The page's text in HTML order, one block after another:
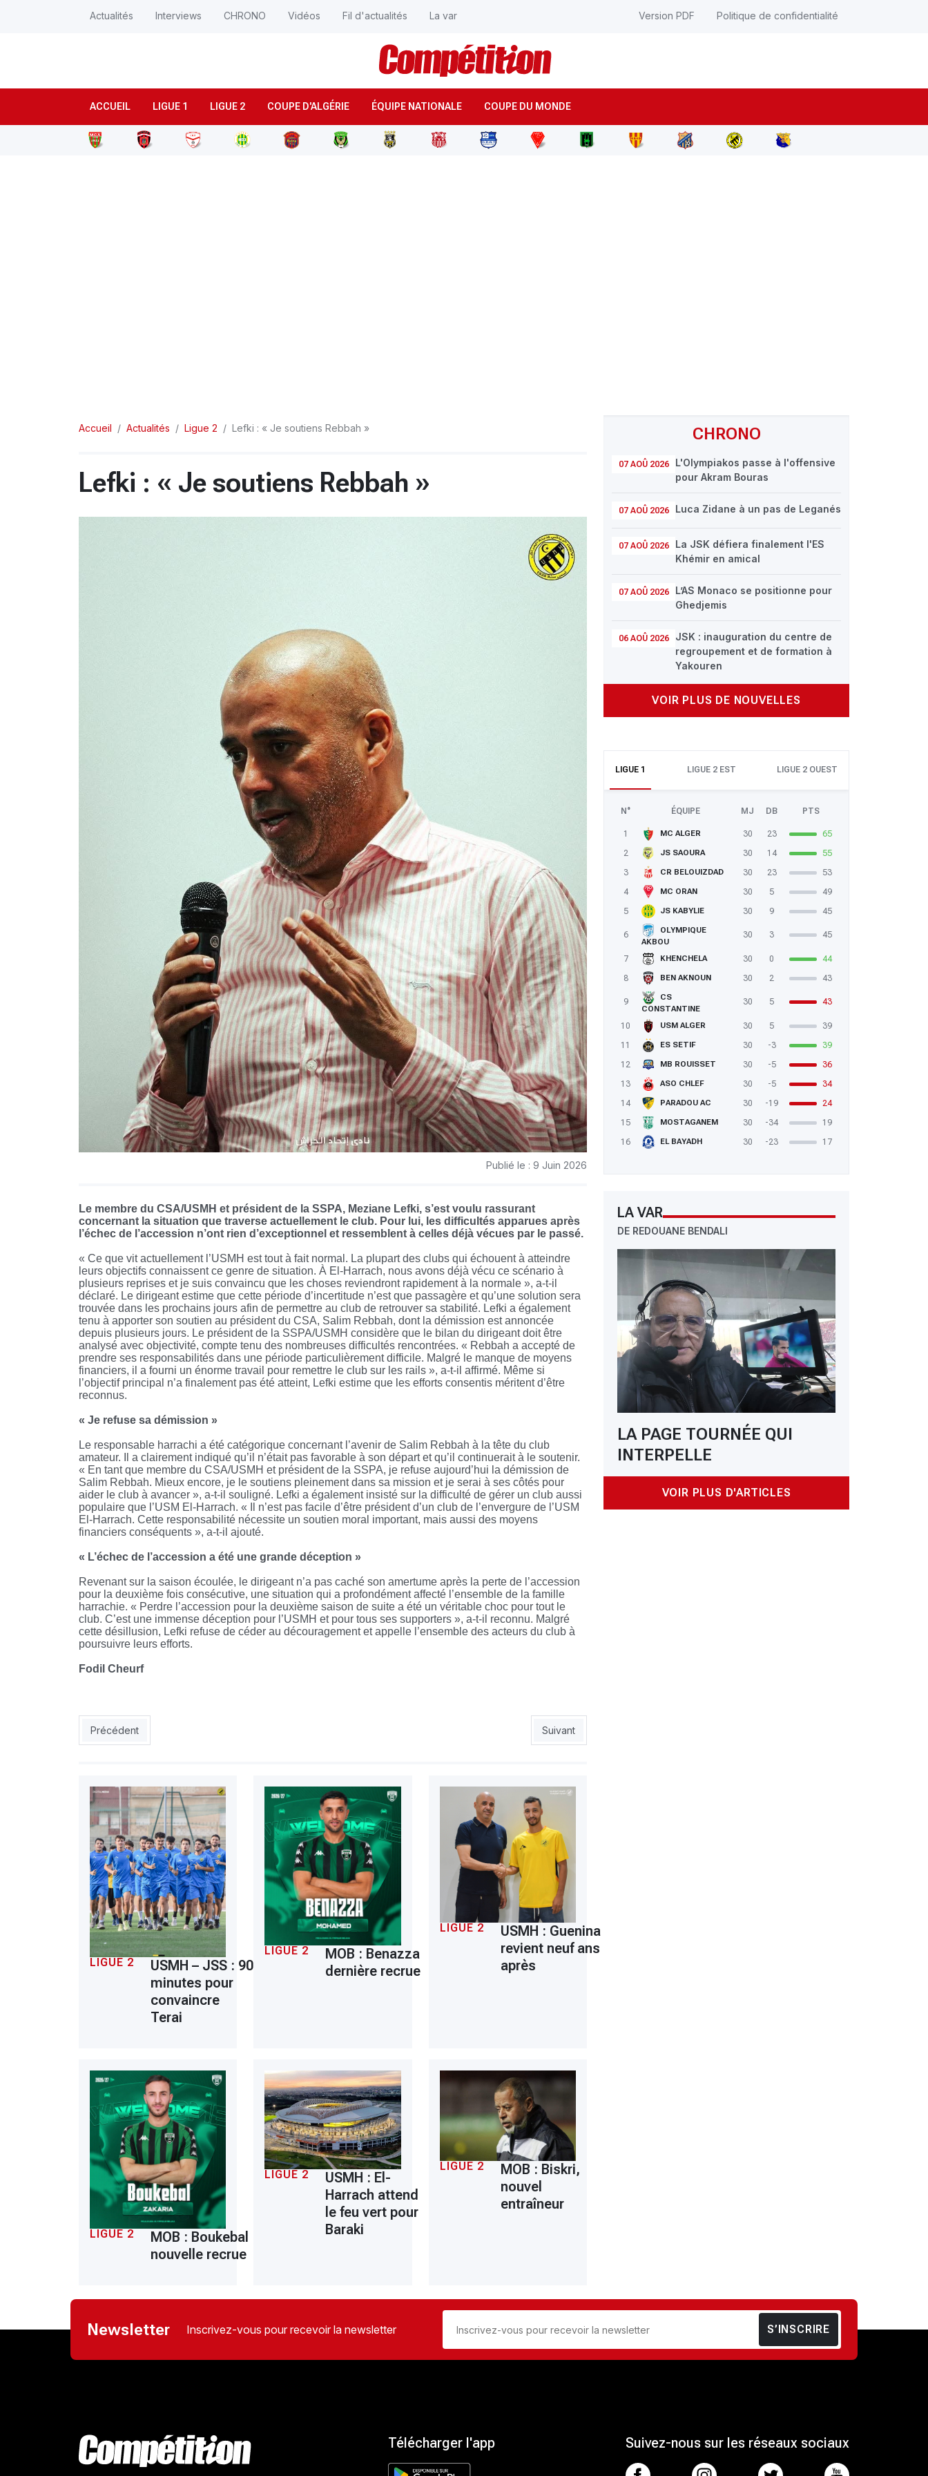
ACCUEIL LIGUE 1 LIGUE 2 COUPE D'ALGÉRIE ÉQUIPE NATIONALE COUPE DU MONDE
Actualités Interviews CHRONO Vidéos Fil d'actualités La var Version PDF Politique de confidentialité
CHRONO
07 AOÛ 2026
L'Olympiakos passe à l'offensive
pour Akram Bouras
07 AOÛ 2026 Luca Zidane à un pas de Leganés
07 AOÛ 2026
La JSK défiera finalement l'ES
Khémir en amical
07 AOÛ 2026
L’AS Monaco se positionne pour
Ghedjemis
06 AOÛ 2026
JSK : inauguration du centre de
regroupement et de formation à
Yakouren
VOIR PLUS DE NOUVELLES
LIGUE 1 LIGUE 2 EST LIGUE 2 OUEST
N° ÉQUIPE MJ DB PTS
1 MC ALGER 30 23
65
2
JS SAOURA 30 14
55
3
CR BELOUIZDAD 30 23
53
4
MC ORAN 30 5
49
5
JS KABYLIE 30 9 45
6
OLYMPIQUE
AKBOU
30 3 45
7 KHENCHELA 30 0
44
8
BEN AKNOUN 30 2 43
9
CS
CONSTANTINE
30 5 43
10 USM ALGER 30 5
39
11
ES SETIF 30 -3
39
12
MB ROUISSET 30 -5
36
13
ASO CHLEF 30 -5
34
14
PARADOU AC 30 -19
24
15
MOSTAGANEM 30 -34
19
16
EL BAYADH 30 -23 17
LA VAR
DE REDOUANE BENDALI
LA PAGE TOURNÉE QUI
INTERPELLE
VOIR PLUS D'ARTICLES
Accueil Actualités Ligue 2 Lefki : « Je soutiens Rebbah »
Lefki : « Je soutiens Rebbah »
Publié le : 9 Juin 2026
Le membre du CSA/USMH et président de la SSPA, Meziane Lefki, s’est voulu rassurant
concernant la situation que traverse actuellement le club. Pour lui, les difficultés apparues après
l’échec de l’accession n’ont rien d’exceptionnel et ressemblent à celles déjà vécues par le passé.
« Ce que vit actuellement l’USMH est tout à fait normal. La plupart des clubs qui échouent à atteindre
leurs objectifs connaissent ce genre de situation. À El-Harrach, nous avons déjà vécu ce scénario à
plusieurs reprises et je suis convaincu que les choses reviendront rapidement à la normale », a-t-il
déclaré. Le dirigeant estime que cette période d’incertitude n’est que passagère et qu’une solution sera
trouvée dans les prochains jours afin de permettre au club de retrouver sa stabilité. Lefki a également
tenu à apporter son soutien au président du CSA, Salim Rebbah, dont la démission est annoncée
depuis plusieurs jours. Le président de la SSPA/USMH considère que le bilan du dirigeant doit être
analysé avec objectivité, compte tenu des nombreuses difficultés rencontrées. « Rebbah a accepté de
prendre ses responsabilités dans une période particulièrement difficile. Malgré le manque de moyens
financiers, il a fourni un énorme travail pour remettre le club sur les rails », a-t-il affirmé. Même si
l’objectif principal n’a finalement pas été atteint, Lefki estime que les efforts consentis méritent d’être
reconnus.
« Je refuse sa démission »
Le responsable harrachi a été catégorique concernant l’avenir de Salim Rebbah à la tête du club
amateur. Il a clairement indiqué qu’il n’était pas favorable à son départ et qu’il continuerait à le soutenir.
« En tant que membre du CSA/USMH et président de la SSPA, je refuse aujourd’hui la démission de
Salim Rebbah. Mieux encore, je le soutiens pleinement dans sa mission et je serai à ses côtés pour
aider le club à avancer », a-t-il souligné. Lefki a également insisté sur la difficulté de gérer un club aussi
populaire que l’USM El-Harrach. « Il n’est pas facile d’être président d’un club de l’envergure de l’USM
El-Harrach. Cette responsabilité nécessite un soutien moral important, mais aussi des moyens
financiers conséquents », a-t-il ajouté.
« L’échec de l’accession a été une grande déception »
Revenant sur la saison écoulée, le dirigeant n’a pas caché son amertume après la perte de l’accession
pour la deuxième fois consécutive, une situation qui a profondément affecté l’ensemble de la famille
harrachie. « Perdre l’accession pour la deuxième saison de suite a été un véritable choc pour tout le
club. C’est une immense déception pour l’USMH et pour tous ses supporters », a-t-il reconnu. Malgré
cette désillusion, Lefki refuse de céder au découragement et appelle l’ensemble des acteurs du club à
poursuivre leurs efforts.
Fodil Cheurf
Article précédent : MOB : vers la tenue d’une AGEX avant la fin du mois
Précédent Article suivant : Hanied répond à Merzekane: « J’ai pris le club alors qu’il était au
Suivant
LIGUE 2
USMH – JSS : 90
minutes pour
convaincre
Terai
LIGUE 2
MOB : Benazza
dernière recrue
LIGUE 2
USMH : Guenina
revient neuf ans
après
LIGUE 2
MOB : Boukebal
nouvelle recrue
LIGUE 2
USMH : El-
Harrach attend
le feu vert pour
Baraki
LIGUE 2
MOB : Biskri,
nouvel
entraîneur
Newsletter Inscrivez-vous pour recevoir la newsletter S’INSCRIRE
Télécharger l'app Suivez-nous sur les réseaux sociaux